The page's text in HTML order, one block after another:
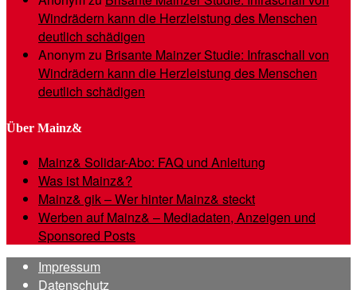
Windrädern kann die Herzleistung des Menschen
deutlich schädigen
Anonymzu Brisante Mainzer Studie: Infraschall von
Windrädern kann die Herzleistung des Menschen
deutlich schädigen
Über Mainz&
Mainz& Solidar-Abo: FAQ und Anleitung
Was ist Mainz&?
Mainz& gik – Wer hinter Mainz& steckt
Werben auf Mainz& – Mediadaten, Anzeigen und
Sponsored Posts
Impressum
Datenschutz